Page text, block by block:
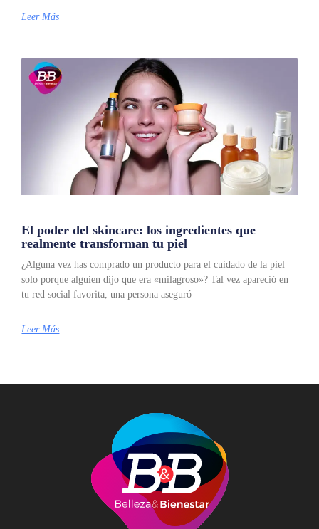
Leer Más
El poder del skincare: los ingredientes que
realmente transforman tu piel
¿Alguna vez has comprado un producto para el cuidado de la piel
solo porque alguien dijo que era «milagroso»? Tal vez apareció en
tu red social favorita, una persona aseguró
Leer Más